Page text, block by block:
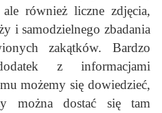
również liczne zdjęcia,
i samodzielnego zbadania
zakątków. Bardzo
z informacjami
możemy się dowiedzieć,
można dostać się tam